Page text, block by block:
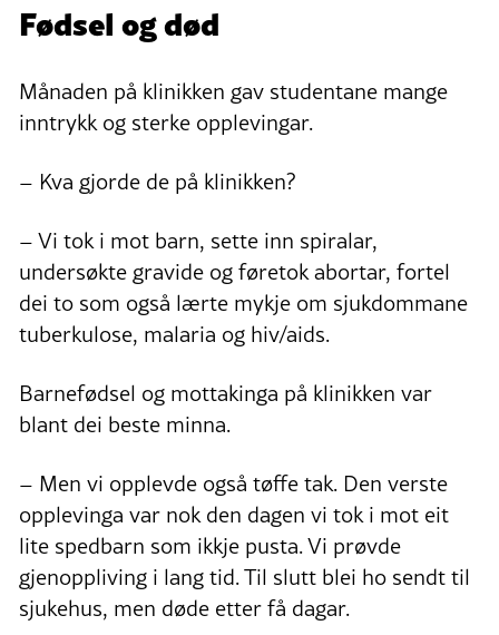
Fødsel og død
Månaden på klinikken gav studentane mange
inntrykk og sterke opplevingar.
– Kva gjorde de på klinikken?
– Vi tok i mot barn, sette inn spiralar,
undersøkte gravide og føretok abortar, fortel
dei to som også lærte mykje om sjukdommane
tuberkulose, malaria og hiv/aids.
Barnefødsel og mottakinga på klinikken var
blant dei beste minna.
– Men vi opplevde også tøffe tak. Den verste
opplevinga var nok den dagen vi tok i mot eit
lite spedbarn som ikkje pusta. Vi prøvde
gjenoppliving i lang tid. Til slutt blei ho sendt til
sjukehus, men døde etter få dagar.